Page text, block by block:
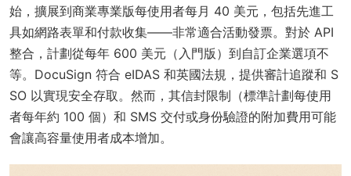
始，擴展到商業專業版每使用者每月 40 美元，包括先進工
具如網路表單和付款收集——非常適合活動發票。對於 API
整合，計劃從每年 600 美元（入門版）到自訂企業選項不
等。DocuSign 符合 eIDAS 和英國法規，提供審計追蹤和 S
SO 以實現安全存取。然而，其信封限制（標準計劃每使用
者每年約 100 個）和 SMS 交付或身份驗證的附加費用可能
會讓高容量使用者成本增加。